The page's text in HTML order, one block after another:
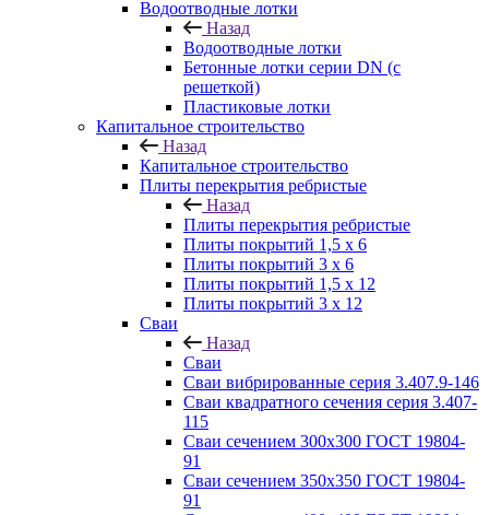
Водоотводные лотки
Назад
Водоотводные лотки
Бетонные лотки серии DN (с
решеткой)
Пластиковые лотки
Капитальное строительство
Назад
Капитальное строительство
Плиты перекрытия ребристые
Назад
Плиты перекрытия ребристые
Плиты покрытий 1,5 x 6
Плиты покрытий 3 x 6
Плиты покрытий 1,5 x 12
Плиты покрытий 3 x 12
Сваи
Назад
Сваи
Сваи вибрированные серия 3.407.9-146
Сваи квадратного сечения серия 3.407-
115
Сваи сечением 300х300 ГОСТ 19804-
91
Сваи сечением 350х350 ГОСТ 19804-
91